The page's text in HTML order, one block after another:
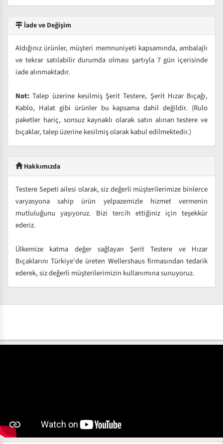
İade ve Değişim
Aldığınız ürünler, müşteri memnuniyeti kapsamında, ambalajlı
ve tekrar satılabilir durumda olması şartıyla 7 gün içerisinde
iade alınmaktadır.
Not: Talep üzerine kesilmiş Şerit Testere, Şerit Hızar Bıçağı,
Kablo, Halat gibi ürünler bu kapsama dahil değildir. (Rulo
paketler hariç, sonsuz kaynaklı olarak satın alınan testere ve
bıçaklar, talep üzerine kesilmiş olarak kabul edilmektedir.)
Hakkımızda
Testere Sepeti ailesi olarak, siz değerli müşterilerimize binlerce
varyasyona sahip ürün yelpazemizle hizmet vermenin
mutluluğunu yaşıyoruz. Bizi tercih ettiğiniz için teşekkür
ederiz.
Ülkemize katma değer sağlayan Şerit Testere ve Hızar
Bıçaklarını Türkiye'de üreten Wellershaus firmasından tedarik
ederek, siz değerli müşterilerimizin kullanımına sunuyoruz.